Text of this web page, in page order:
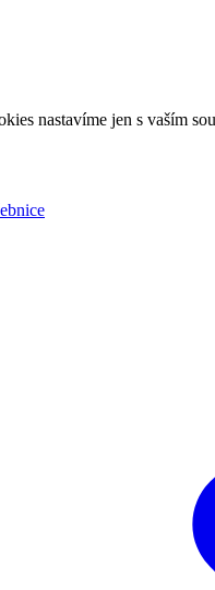
nastavíme jen s vaším